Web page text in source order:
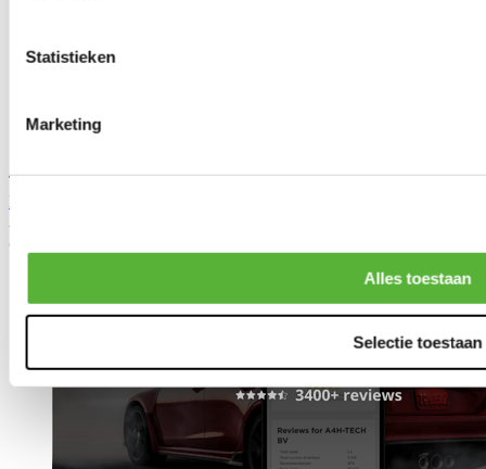
Statistieken
Marketing
Alles toestaan
Selectie toestaan
TIP
H-Gear Pro-Line RVS V-band flens kit 3'' (universeel)
Je bespaart